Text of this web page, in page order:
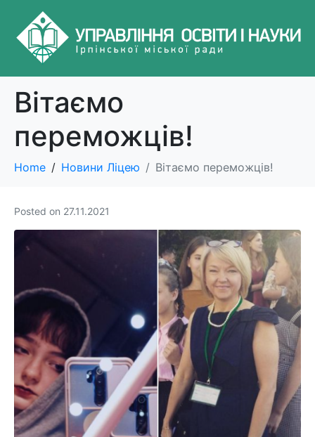
Вітаємо
переможців!
Home Новини Ліцею Вітаємо переможців!
Posted on 27.11.2021